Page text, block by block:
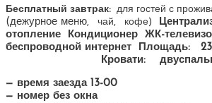
Бесплатный завтрак: для гостей с
(дежурное меню, чай, кофе)
отопление
Кондиционер ЖК-
беспроводной интернет
Площадь:
Кровати:
— время заезда 13-00
— номер без окна